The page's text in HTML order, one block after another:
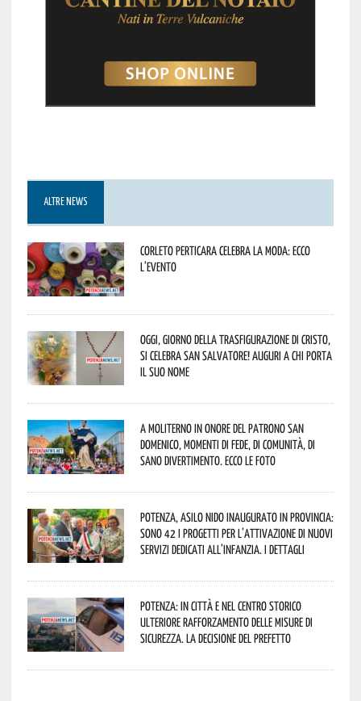
ALTRE NEWS
Corleto Perticara celebra la moda: ecco
l’evento
Oggi, giorno della Trasfigurazione di Cristo,
si celebra San Salvatore! Auguri a chi porta
il suo nome
A Moliterno in onore del Patrono San
Domenico, momenti di fede, di comunità, di
sano divertimento. Ecco le foto
Potenza, asilo nido inaugurato in provincia:
sono 42 i progetti per l’attivazione di nuovi
servizi dedicati all’infanzia. I dettagli
Potenza: in città e nel centro storico
ulteriore rafforzamento delle misure di
sicurezza. La decisione del Prefetto